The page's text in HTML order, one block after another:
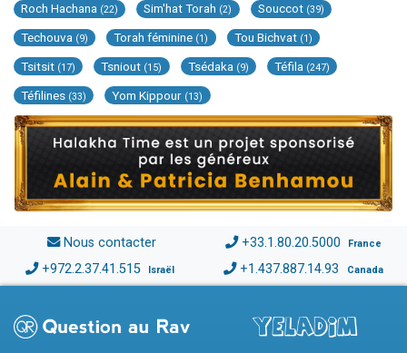
Roch Hachana (22) Sim'hat Torah (2) Souccot (39)
Techouva (9) Torah féminine (1) Tou Bichvat (1)
Tsitsit (17) Tsniout (15) Tsédaka (9) Téfila (247)
Téfilines (33) Yom Kippour (13)
Nous contacter +33.1.80.20.5000 France
+972.2.37.41.515 Israël +1.437.887.14.93 Canada